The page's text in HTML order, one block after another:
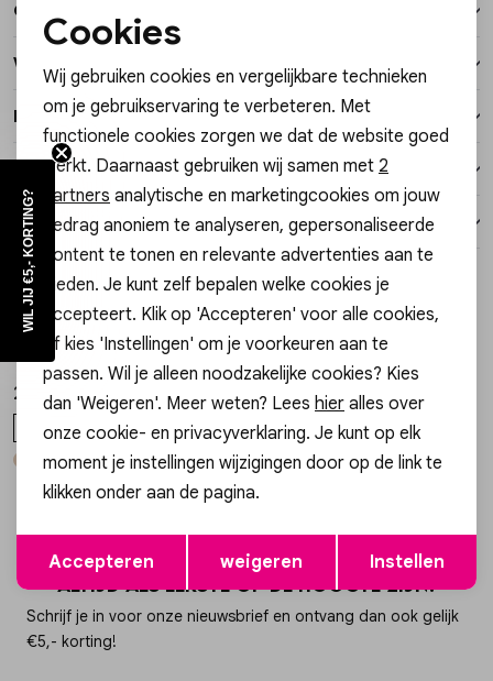
Vesten
Jassen
Lingerie
Over dit item
Winkelvoorraad
Kenmerken
Verzending / Ophalen in de winkel
Retourneren
Style dit met
Gossip
LARA CLASSIC CLUTCH LARA CLASSIC
29,99
+ 3
ONE SIZE
Altijd als eerste op de hoogte zijn?
Schrijf je in voor onze nieuwsbrief en ontvang dan ook gelijk
€5,- korting!
Noodzakelijke cookies
Personalisatie cookies
Analytische cookies
Marketing cookies
Opslaan
Cookies
Wij gebruiken cookies en vergelijkbare technieken
om je gebruikservaring te verbeteren. Met
functionele cookies zorgen we dat de website goed
werkt. Daarnaast gebruiken wij samen met 2
partners analytische en marketingcookies om jouw
gedrag anoniem te analyseren, gepersonaliseerde
content te tonen en relevante advertenties aan te
bieden. Je kunt zelf bepalen welke cookies je
accepteert. Klik op 'Accepteren' voor alle cookies,
of kies 'Instellingen' om je voorkeuren aan te
passen. Wil je alleen noodzakelijke cookies? Kies
dan 'Weigeren'. Meer weten? Lees hier alles over
onze cookie- en privacyverklaring. Je kunt op elk
moment je instellingen wijzigingen door op de link te
klikken onder aan de pagina.
Accepteren weigeren Instellen
WIL JIJ €5,- KORTING?